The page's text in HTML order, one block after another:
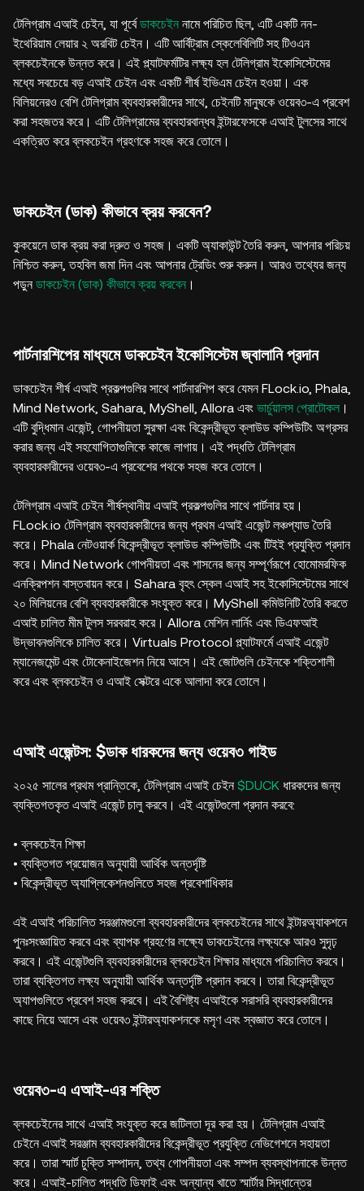
টেলিগ্রাম এআই চেইন, যা পূর্বেডাকচেইন নামে পরিচিত ছিল, এটি একটি নন-
ইথেরিয়াম লেয়ার ২ অরবিট চেইন। এটি আর্বিট্রাম স্কেলেবিলিটি সহ টিওএন
ব্লকচেইনকে উন্নত করে। এই প্ল্যাটফর্মটির লক্ষ্য হল টেলিগ্রাম ইকোসিস্টেমের
মধ্যে সবচেয়ে বড় এআই চেইন এবং একটি শীর্ষ ইভিএম চেইন হওয়া। এক
বিলিয়নেরও বেশি টেলিগ্রাম ব্যবহারকারীদের সাথে, চেইনটি মানুষকে ওয়েব৩-এ প্রবেশ
করা সহজতর করে। এটি টেলিগ্রামের ব্যবহারবান্ধব ইন্টারফেসকে এআই টুলসের সাথে
একত্রিত করে ব্লকচেইন গ্রহণকে সহজ করে তোলে।
ডাকচেইন (ডাক) কীভাবে ক্রয় করবেন?
কুকয়েনে ডাক ক্রয় করা দ্রুত ও সহজ। একটি অ্যাকাউন্ট তৈরি করুন, আপনার পরিচয়
নিশ্চিত করুন, তহবিল জমা দিন এবং আপনার ট্রেডিং শুরু করুন। আরও তথ্যের জন্য
পড়ুনডাকচেইন (ডাক) কীভাবে ক্রয় করবেন ।
পার্টনারশিপের মাধ্যমে ডাকচেইন ইকোসিস্টেম জ্বালানি প্রদান
ডাকচেইন শীর্ষ এআই প্রকল্পগুলির সাথে পার্টনারশিপ করে যেমন FLock.io, Phala,
Mind Network, Sahara, MyShell, Allora এবং ভার্চুয়ালস প্রোটোকল ।
এটি বুদ্ধিমান এজেন্ট, গোপনীয়তা সুরক্ষা এবং বিকেন্দ্রীভূত ক্লাউড কম্পিউটিং অগ্রসর
করার জন্য এই সহযোগিতাগুলিকে কাজে লাগায়। এই পদ্ধতি টেলিগ্রাম
ব্যবহারকারীদের ওয়েব৩-এ প্রবেশের পথকে সহজ করে তোলে।
টেলিগ্রাম এআই চেইন শীর্ষস্থানীয় এআই প্রকল্পগুলির সাথে পার্টনার হয়।
FLock.io টেলিগ্রাম ব্যবহারকারীদের জন্য প্রথম এআই এজেন্ট লঞ্চপ্যাড তৈরি
করে। Phala নেটওয়ার্ক বিকেন্দ্রীভূত ক্লাউড কম্পিউটিং এবং টিইই প্রযুক্তি প্রদান
করে। Mind Network গোপনীয়তা এবং শাসনের জন্য সম্পূর্ণরূপে হোমোমরফিক
এনক্রিপশন বাস্তবায়ন করে। Sahara বৃহৎ স্কেল এআই সহ ইকোসিস্টেমের সাথে
২০ মিলিয়নের বেশি ব্যবহারকারীকে সংযুক্ত করে। MyShell কমিউনিটি তৈরি করতে
এআই চালিত মীম টুলস সরবরাহ করে। Allora মেশিন লার্নিং এবং ডিএফআই
উদ্ভাবনগুলিকে চালিত করে। Virtuals Protocol প্ল্যাটফর্মে এআই এজেন্ট
ম্যানেজমেন্ট এবং টোকেনাইজেশন নিয়ে আসে। এই জোটগুলি চেইনকে শক্তিশালী
করে এবং ব্লকচেইন ও এআই সেক্টরে একে আলাদা করে তোলে।
এআই এজেন্টস: $ডাক ধারকদের জন্য ওয়েব৩ গাইড
২০২৫ সালের প্রথম প্রান্তিকে, টেলিগ্রাম এআই চেইন$DUCK ধারকদের জন্য
ব্যক্তিগতকৃত এআই এজেন্ট চালু করবে। এই এজেন্টগুলো প্রদান করবে:
• ব্লকচেইন শিক্ষা
• ব্যক্তিগত প্রয়োজন অনুযায়ী আর্থিক অন্তর্দৃষ্টি
• বিকেন্দ্রীভূত অ্যাপ্লিকেশনগুলিতে সহজ প্রবেশাধিকার
এই এআই পরিচালিত সরঞ্জামগুলো ব্যবহারকারীদের ব্লকচেইনের সাথে ইন্টারঅ্যাকশনে
পুনঃসংজ্ঞায়িত করবে এবং ব্যাপক গ্রহণের লক্ষ্যে ডাকচেইনের লক্ষ্যকে আরও সুদৃঢ়
করবে। এই এজেন্টগুলি ব্যবহারকারীদের ব্লকচেইন শিক্ষার মাধ্যমে পরিচালিত করবে।
তারা ব্যক্তিগত লক্ষ্য অনুযায়ী আর্থিক অন্তর্দৃষ্টি প্রদান করবে। তারা বিকেন্দ্রীভূত
অ্যাপগুলিতে প্রবেশ সহজ করবে। এই বৈশিষ্ট্য এআইকে সরাসরি ব্যবহারকারীদের
কাছে নিয়ে আসে এবং ওয়েব৩ ইন্টারঅ্যাকশনকে মসৃণ এবং স্বজ্ঞাত করে তোলে।
ওয়েব৩-এ এআই-এর শক্তি
ব্লকচেইনের সাথে এআই সংযুক্ত করে জটিলতা দূর করা হয়। টেলিগ্রাম এআই
চেইনে এআই সরঞ্জাম ব্যবহারকারীদের বিকেন্দ্রীভূত প্রযুক্তি নেভিগেশনে সহায়তা
করে। তারা স্মার্ট চুক্তি সম্পাদন, তথ্য গোপনীয়তা এবং সম্পদ ব্যবস্থাপনাকে উন্নত
করে। এআই-চালিত পদ্ধতি ডিফাই এবং অন্যান্য খাতে স্মার্টার সিদ্ধান্তের